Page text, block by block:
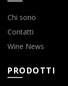
Chi sono
Contatti
Wine News
PRODOTTI